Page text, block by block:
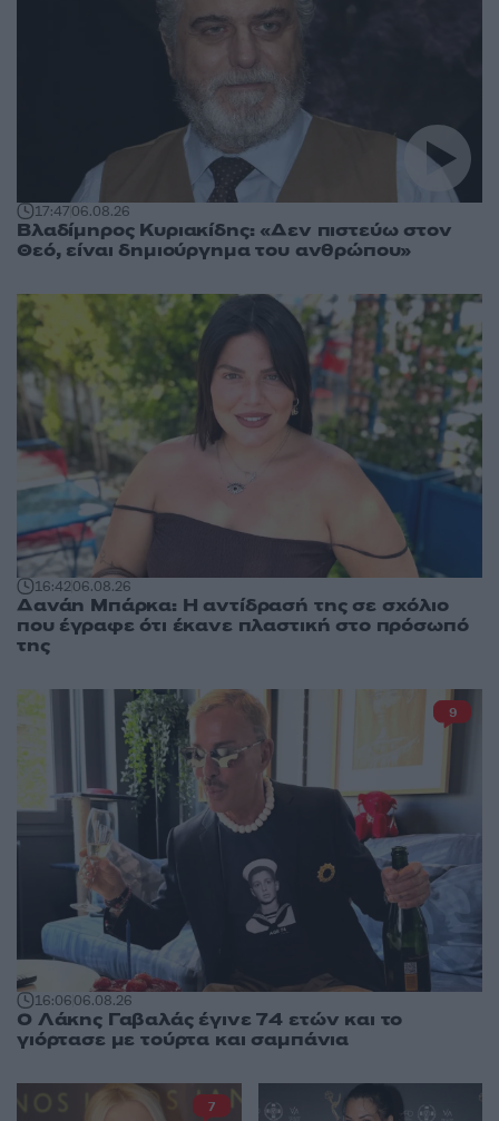
17:4706.08.26
Βλαδίμηρος Κυριακίδης: «Δεν πιστεύω στον
Θεό, είναι δημιούργημα του ανθρώπου»
16:4206.08.26
Δανάη Μπάρκα: Η αντίδρασή της σε σχόλιο
που έγραφε ότι έκανε πλαστική στο πρόσωπό
της
16:0606.08.26
Ο Λάκης Γαβαλάς έγινε 74 ετών και το
γιόρτασε με τούρτα και σαμπάνια
9
7